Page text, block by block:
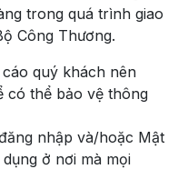
trong quá trình giao
Công Thương.
quý khách nên
có thể bảo vệ thông
nhập và/hoặc Mật
ở nơi mà mọi